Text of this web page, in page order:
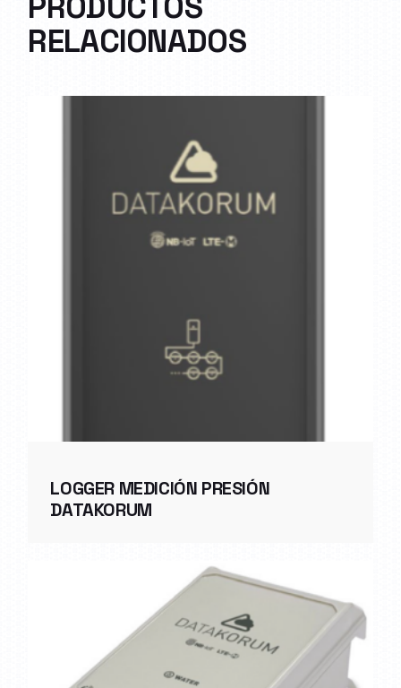
RELACIONADOS
LOGGER MEDICIÓN PRESIÓN
DATAKORUM